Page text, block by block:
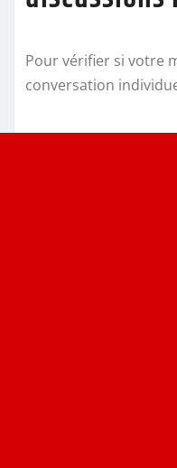
Pour vérifier si votre
conversation